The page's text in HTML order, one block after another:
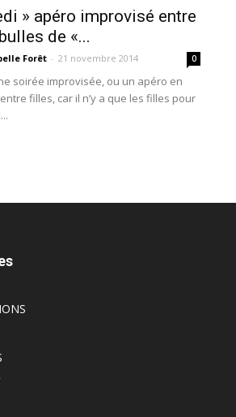
» apéro improvisé entre
de «...
Forêt - 21 novembre 2014 0
soirée improvisée, ou un apéro en
filles, car il n’y a que les filles pour